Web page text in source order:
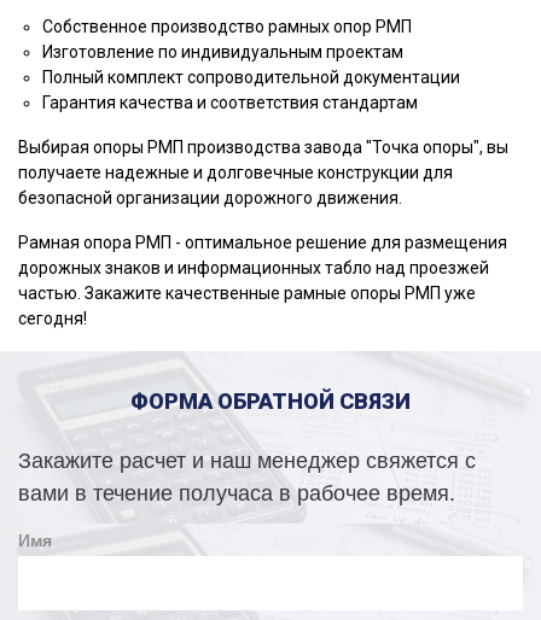
Собственное производство рамных опор РМП
Изготовление по индивидуальным проектам
Полный комплект сопроводительной документации
Гарантия качества и соответствия стандартам
Выбирая опоры РМП производства завода "Точка опоры", вы
получаете надежные и долговечные конструкции для
безопасной организации дорожного движения.
Рамная опора РМП - оптимальное решение для размещения
дорожных знаков и информационных табло над проезжей
частью. Закажите качественные рамные опоры РМП уже
сегодня!
ФОРМА ОБРАТНОЙ СВЯЗИ
Закажите расчет и наш менеджер свяжется с
вами в течение получаса в рабочее время.
Имя